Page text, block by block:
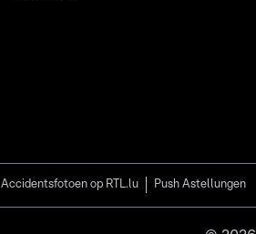
Accidentsfotoen op RTL.lu Push Astellungen